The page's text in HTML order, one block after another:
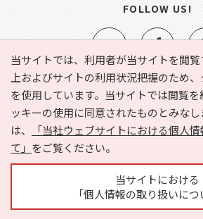
当サイトでは、利用者が当サイトを閲
上およびサイトの利用状況把握のため、
を使用しています。当サイトでは閲覧
ッキーの使用に同意されたものとみな
は、
「当社ウェブサイトにおける個人
て」 をご覧ください。
当サイトにおける
「個人情報の取り扱いに
e-NAVITA（イーナビタ）とは？ お気に
利用規約
個人情報の取り扱いについて
サイトマップ
広告掲載に関するお
FOLLOW US!